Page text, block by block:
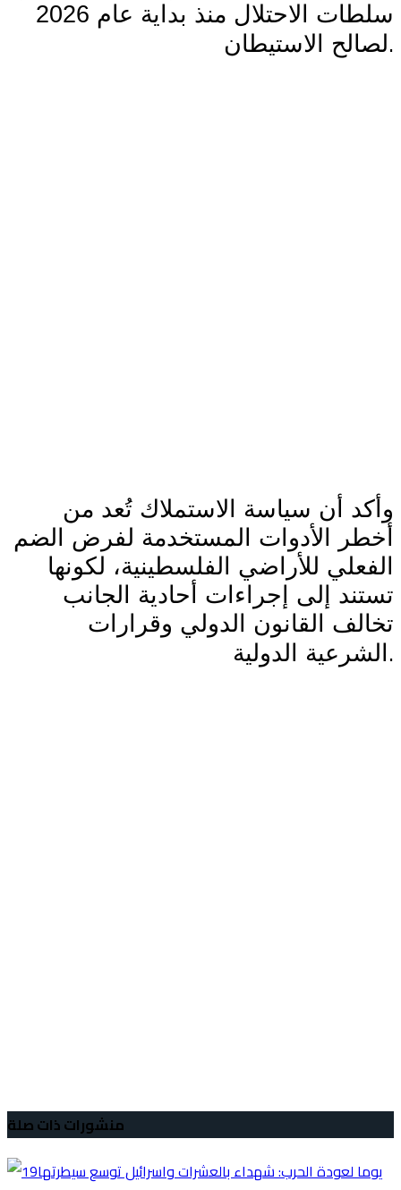
سلطات الاحتلال منذ بداية عام 2026
لصالح الاستيطان.
وأكد أن سياسة الاستملاك تُعد من
أخطر الأدوات المستخدمة لفرض الضم
الفعلي للأراضي الفلسطينية، لكونها
تستند إلى إجراءات أحادية الجانب
تخالف القانون الدولي وقرارات
الشرعية الدولية .
منشورات ذات صلة